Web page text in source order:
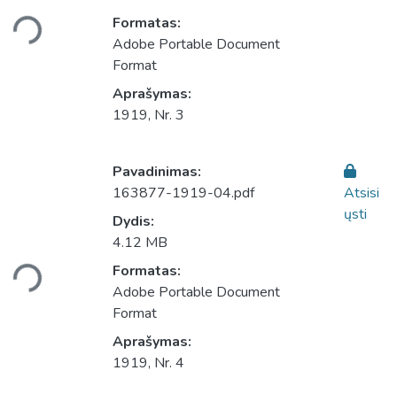
Įkeliama...
Formatas:
Adobe Portable Document
Format
Aprašymas:
1919, Nr. 3
Įkeliama...
Pavadinimas:
163877-1919-04.pdf
Dydis:
4.12 MB
Formatas:
Adobe Portable Document
Format
Aprašymas:
1919, Nr. 4
Atsisi
ųsti